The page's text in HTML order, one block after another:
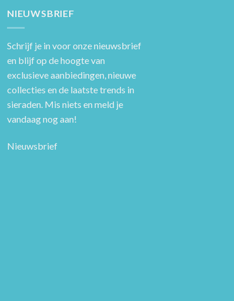
NIEUWSBRIEF
Schrijf je in voor onze nieuwsbrief
en blijf op de hoogte van
exclusieve aanbiedingen, nieuwe
collecties en de laatste trends in
sieraden. Mis niets en meld je
vandaag nog aan!
Nieuwsbrief